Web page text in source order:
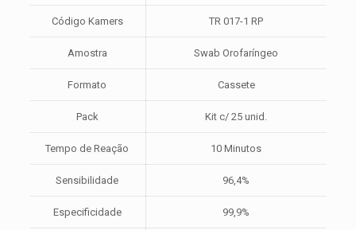
Código Kamers TR 017-1 RP
Amostra Swab Orofaríngeo
Formato Cassete
Pack Kit c/ 25 unid.
Tempo de Reação 10 Minutos
Sensibilidade 96,4%
Especificidade 99,9%